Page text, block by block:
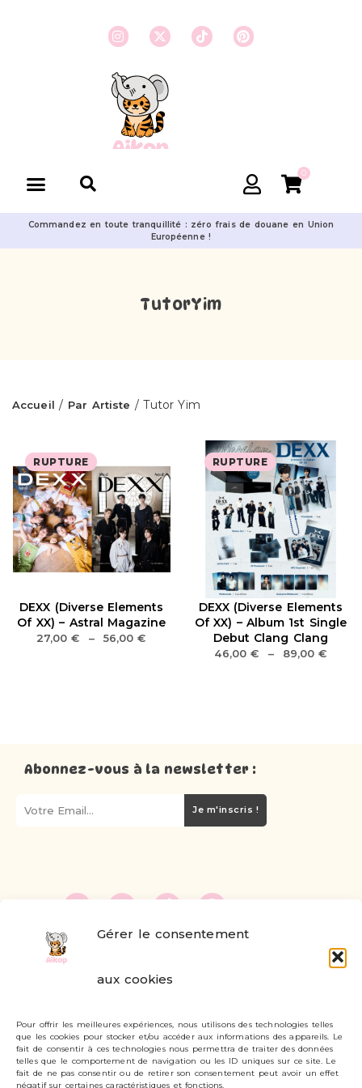
Gérer le consentement
aux cookies
Pour offrir les meilleures expériences, nous utilisons des technologies telles
que les cookies pour stocker et/ou accéder aux informations des appareils. Le
fait de consentir à ces technologies nous permettra de traiter des données
telles que le comportement de navigation ou les ID uniques sur ce site. Le
fait de ne pas consentir ou de retirer son consentement peut avoir un effet
négatif sur certaines caractéristiques et fonctions.
0
Commandez en toute tranquillité : zéro frais de douane en Union
Européenne !
TutorYim
Accueil / Par Artiste / Tutor Yim
RUPTURE
DEXX (Diverse Elements
Of XX) – Astral Magazine
27,00€ – 56,00€
RUPTURE
DEXX (Diverse Elements
Of XX) – Album 1st Single
Debut Clang Clang
46,00 € – 89,00 €
Abonnez-vous à la newsletter :
Je m'inscris !
Livraisons et retours
Mon compte